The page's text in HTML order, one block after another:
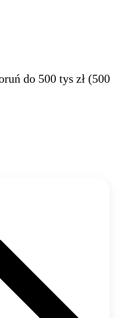
do 500 tys zł (500